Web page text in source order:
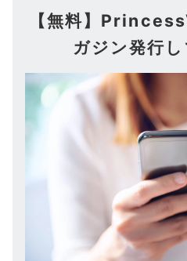
【無料】
ガジン発行し